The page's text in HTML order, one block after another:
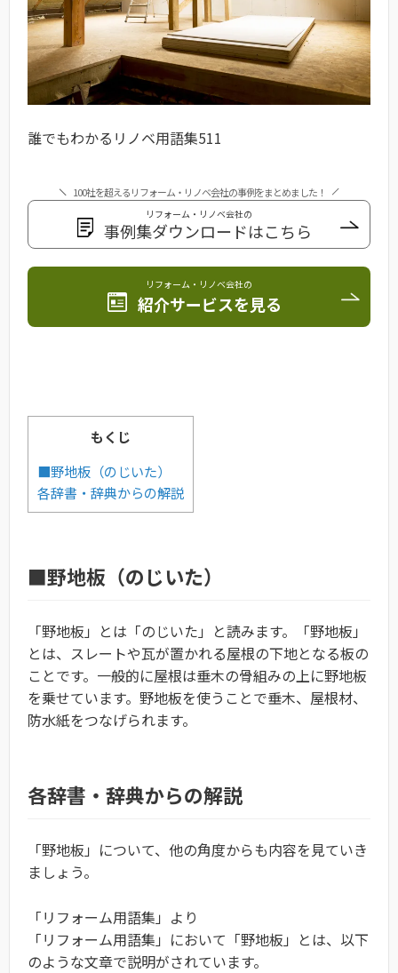
誰でもわかるリノベ用語集511
100社を超えるリフォーム・リノベ会社の事例をまとめました！
リフォーム・リノベ会社の
事例集ダウンロードはこちら
リフォーム・リノベ会社の
紹介サービスを見る
もくじ
■野地板（のじいた）
各辞書・辞典からの解説
■野地板（のじいた）
「野地板」とは「のじいた」と読みます。「野地板」
とは、スレートや瓦が置かれる屋根の下地となる板の
ことです。一般的に屋根は垂木の骨組みの上に野地板
を乗せています。野地板を使うことで垂木、屋根材、
防水紙をつなげられます。
各辞書・辞典からの解説
「野地板」について、他の角度からも内容を見ていき
ましょう。
「リフォーム用語集」より
「リフォーム用語集」において「野地板」とは、以下
のような文章で説明がされています。